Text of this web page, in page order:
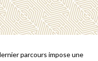
parcours impose une